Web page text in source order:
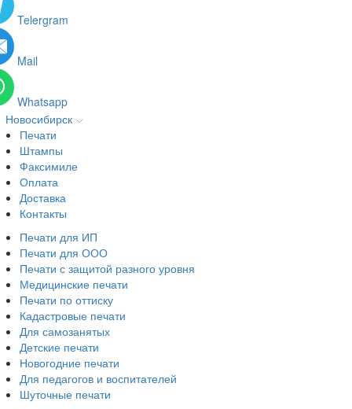
Telergram
Mail
Whatsapp
Новосибирск
Печати
Штампы
Факсимиле
Оплата
Доставка
Контакты
Печати для ИП
Печати для ООО
Печати с защитой разного уровня
Медицинские печати
Печати по оттиску
Кадастровые печати
Для самозанятых
Детские печати
Новогодние печати
Для педагогов и воспитателей
Шуточные печати